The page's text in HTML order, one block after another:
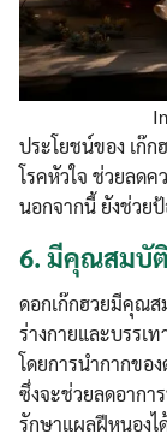
ประโยชน์ของ เก๊
โรคหัวใจ ช่วยลดค
นอกจากนี้ ยังช่วยป้
6. มีคุณสมบัติ
ดอกเก๊กฮวยมีคุณส
ร่างกายและบรรเ
โดยการนำกากขอ
ซึ่งจะช่วยลดอากา
รักษาแผลฝีหนองไ